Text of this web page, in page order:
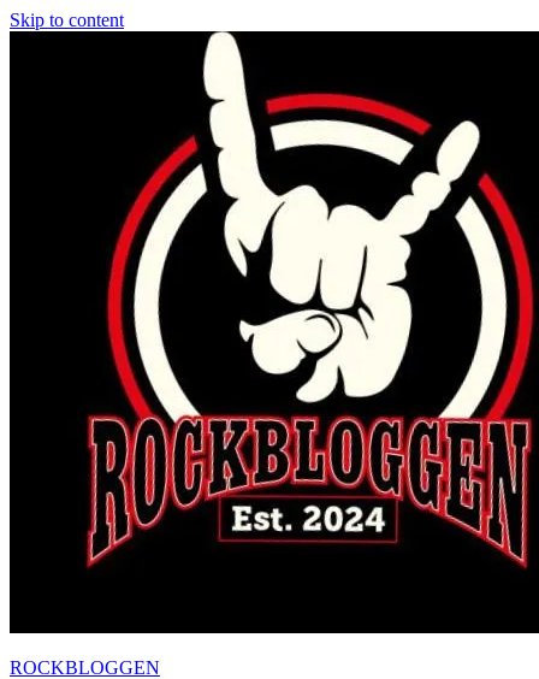
Skip to content
ROCKBLOGGEN